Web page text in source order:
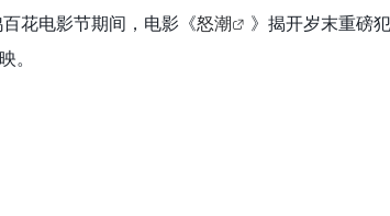
花电影节期间，电影《怒潮
》揭开岁末重磅
。